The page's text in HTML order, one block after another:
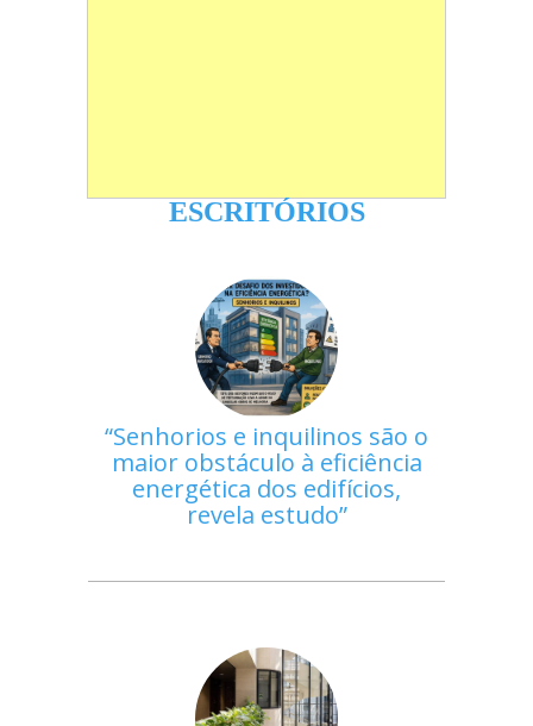
ESCRITÓRIOS
Senhorios e inquilinos são o
maior obstáculo à eficiência
energética dos edifícios,
revela estudo